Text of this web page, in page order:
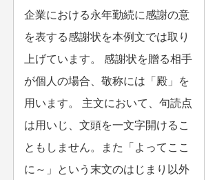
企業における永年勤続に感謝の意
を表する感謝状を本例文では取り
上げています。 感謝状を贈る相手
が個人の場合、敬称には「殿」を
用います。 主文において、句読点
は用いじ、文頭を一文字開けるこ
ともしません。また「よってここ
に～」という末文のはじまり以外